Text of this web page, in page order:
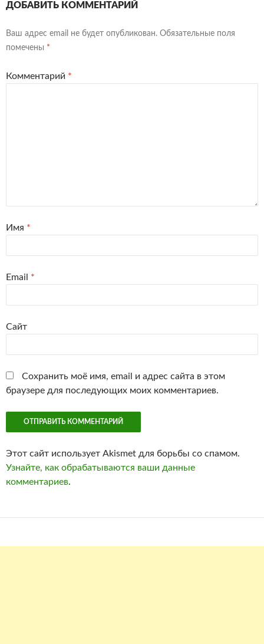
ДОБАВИТЬ КОММЕНТАРИЙ
Ваш адрес email не будет опубликован. Обязательные поля
помечены *
Комментарий *
Имя *
Email *
Сайт
Сохранить моё имя, email и адрес сайта в этом
браузере для последующих моих комментариев.
Этот сайт использует Akismet для борьбы со спамом.
Узнайте, как обрабатываются ваши данные
комментариев.